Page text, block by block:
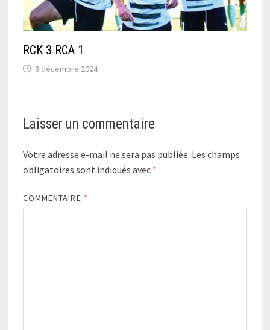
RCK 3 RCA 1
8 décembre 2024
Laisser un commentaire
Votre adresse e-mail ne sera pas publiée. Les champs
obligatoires sont indiqués avec *
COMMENTAIRE *